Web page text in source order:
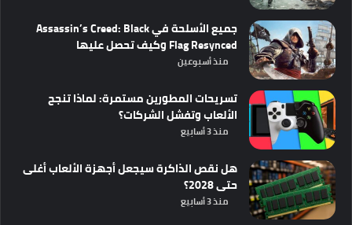
جميع الأسلحة في Assassin’s Creed: Black
Flag Resynced وكيف تحصل عليها
منذ أسبوعين
تسريحات المطورين مستمرة: لماذا تنجح
الألعاب وتفشل الشركات؟
منذ 3 أسابيع
هل نقص الذاكرة سيجعل أجهزة الألعاب أغلى
حتى 2028؟
منذ 3 أسابيع